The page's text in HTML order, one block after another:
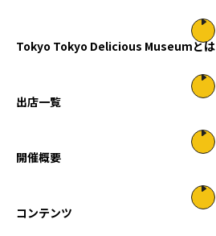
Tokyo Tokyo Delicious Museumとは
出店一覧
開催概要
コンテンツ